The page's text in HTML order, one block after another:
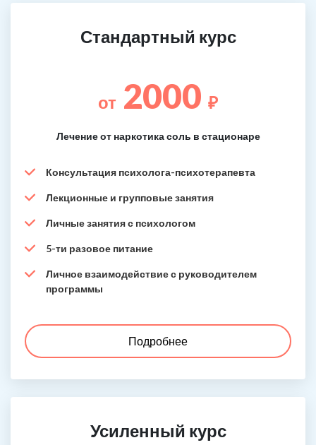
Стандартный курс
от 2000 ₽
Лечение от наркотика соль в стационаре
Консультация психолога-психотерапевта
Лекционные и групповые занятия
Личные занятия с психологом
5-ти разовое питание
Личное взаимодействие с руководителем
программы
Подробнее
Усиленный курс